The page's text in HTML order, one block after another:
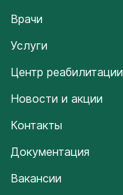
Врачи
Услуги
Центр реабилитации
Новости и акции
Контакты
Документация
Вакансии